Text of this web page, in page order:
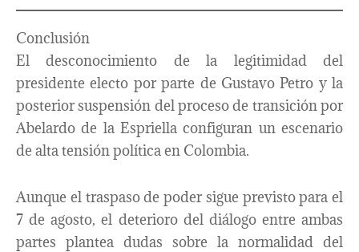
Conclusión
El desconocimiento de la legitimidad del
presidente electo por parte de Gustavo Petro y la
posterior suspensión del proceso de transición por
Abelardo de la Espriella configuran un escenario
de alta tensión política en Colombia.
Aunque el traspaso de poder sigue previsto para el
7 de agosto, el deterioro del diálogo entre ambas
partes plantea dudas sobre la normalidad del